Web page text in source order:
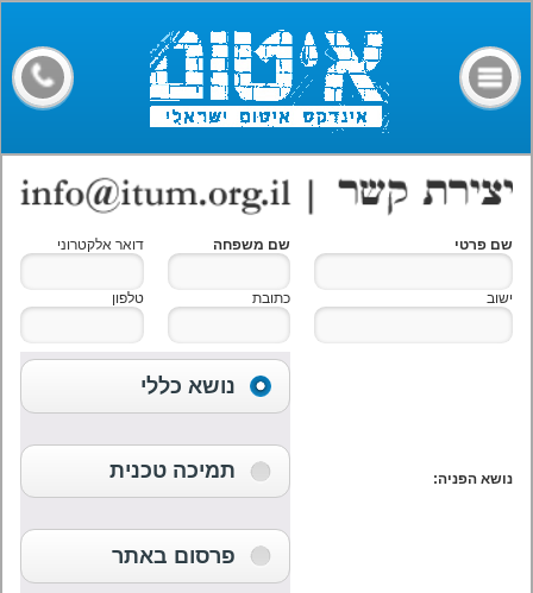
שם פרטי שם משפחה דואר אלקטרוני
ישוב כתובת טלפון
נושא הפניה:
נושא כללי
תמיכה טכנית
פרסום באתר
קבלני איטום
חומרים
פורום
צרו קשר